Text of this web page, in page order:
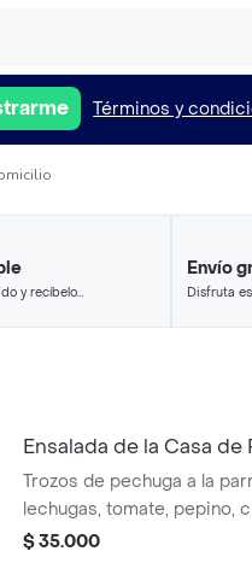
Términos y
y recíbelo
Envío
Disfruta
Ensalada de la Casa de
Trozos de pechuga a la
lechugas, tomate, pepino,
queso parmesano, cebolla
$ 35.000